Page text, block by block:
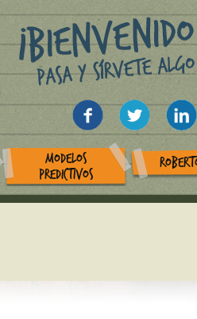
MODELOS
PREDICTIVOS